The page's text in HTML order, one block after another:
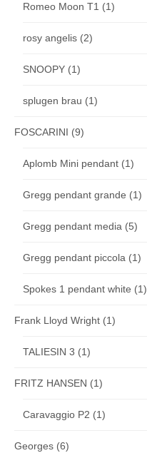
Romeo Moon T1 (1)
rosy angelis (2)
SNOOPY (1)
splugen brau (1)
FOSCARINI (9)
Aplomb Mini pendant (1)
Gregg pendant grande (1)
Gregg pendant media (5)
Gregg pendant piccola (1)
Spokes 1 pendant white (1)
Frank Lloyd Wright (1)
TALIESIN 3 (1)
FRITZ HANSEN (1)
Caravaggio P2 (1)
Georges (6)